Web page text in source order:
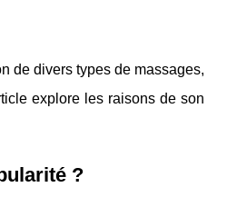
de divers types de massages,
explore les raisons de son
?